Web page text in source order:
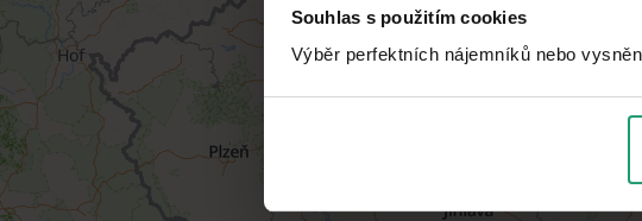
Souhlas s použitím cookies
Výběr perfektních nájemníků nebo